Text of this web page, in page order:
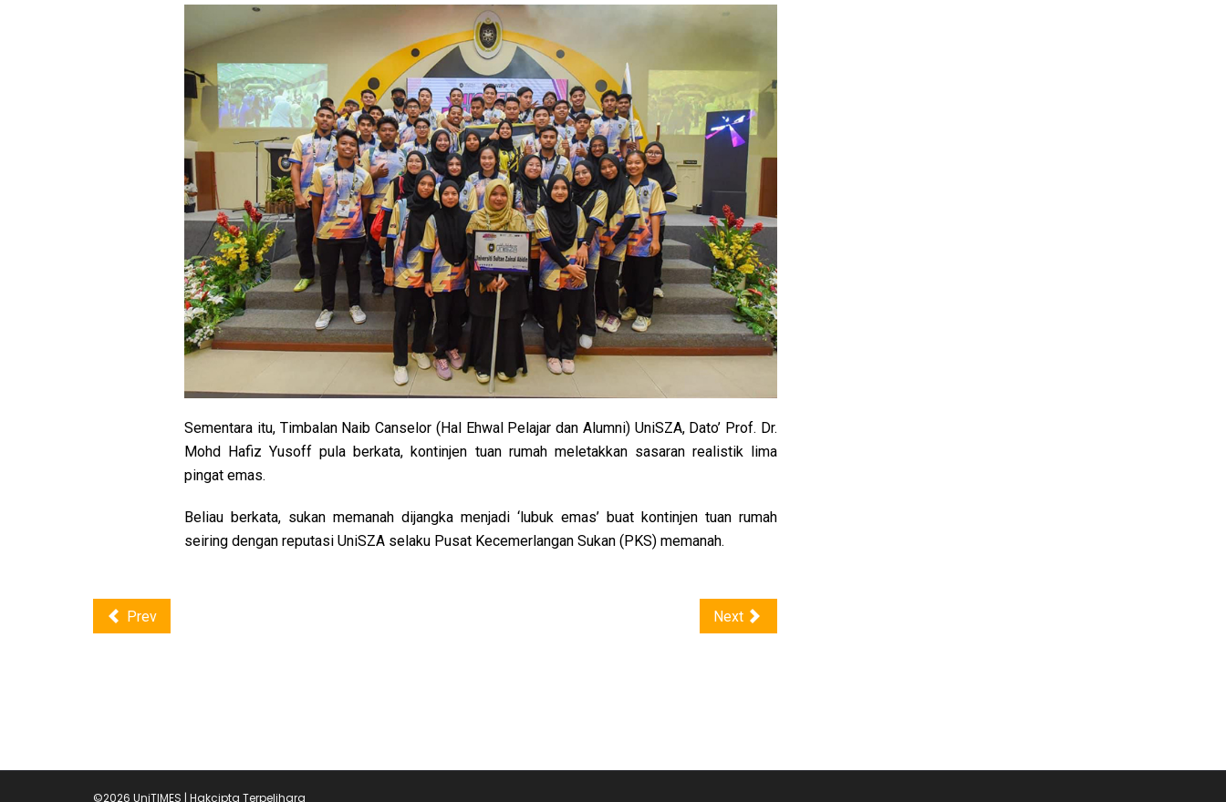
Sementara itu, Timbalan Naib Canselor (Hal Ehwal Pelajar dan Alumni) UniSZA, Dato’ Prof. Dr.
Mohd Hafiz Yusoff pula berkata, kontinjen tuan rumah meletakkan sasaran realistik lima
pingat emas.
Beliau berkata, sukan memanah dijangka menjadi ‘lubuk emas’ buat kontinjen tuan rumah
seiring dengan reputasi UniSZA selaku Pusat Kecemerlangan Sukan (PKS) memanah.
Prev Next
©2026 UniTIMES | Hakcipta Terpelihara